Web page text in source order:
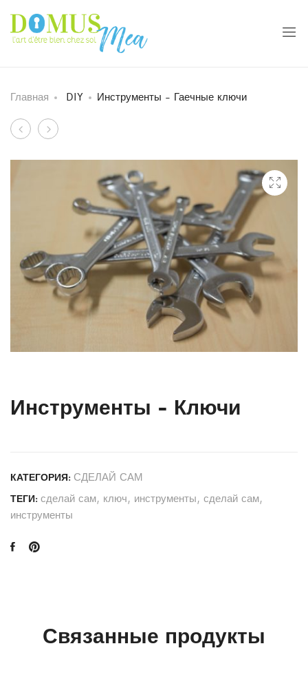
Главная DIY Инструменты - Гаечные ключи
Навигация
по
продукту
Оборудование
Водопровод
Инструменты - Ключи
КАТЕГОРИЯ: СДЕЛАЙ САМ
ТЕГИ: сделай сам, ключ, инструменты, сделай сам,
инструменты
Связанные продукты